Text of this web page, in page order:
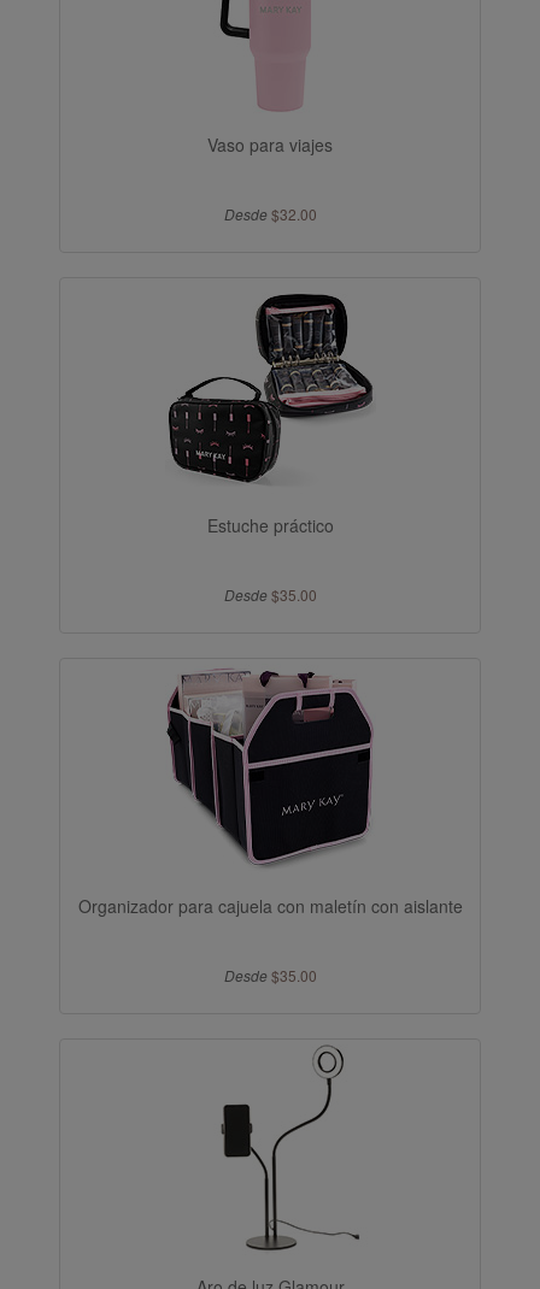
Vaso para viajes
Desde $32.00
Estuche práctico
Desde $35.00
Organizador para cajuela con maletín con aislante
Desde $35.00